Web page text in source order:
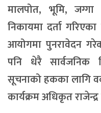
मालपोत, भूमि,
निकायमा दर्ता
आयोगमा पुनरावेदन
पनि धेरै सार्वजनिक
सूचनाको हकका लागि
कार्यक्रम अधिकृत